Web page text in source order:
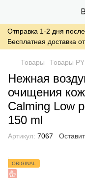
Отправка 1-2 дня
Бесплатная доставка
Товары Товары
Нежная
очищения
Calming Low
150 ml
Артикул: 7067
ORIGINAL